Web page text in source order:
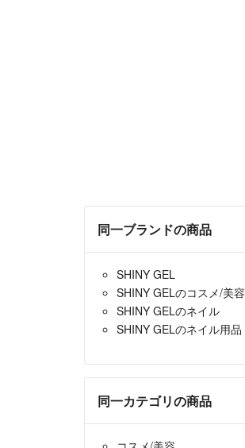
同一ブランドの商品
SHINY GEL
SHINY GELのコスメ/美容
SHINY GELのネイル
SHINY GELのネイル用品
同一カテゴリの商品